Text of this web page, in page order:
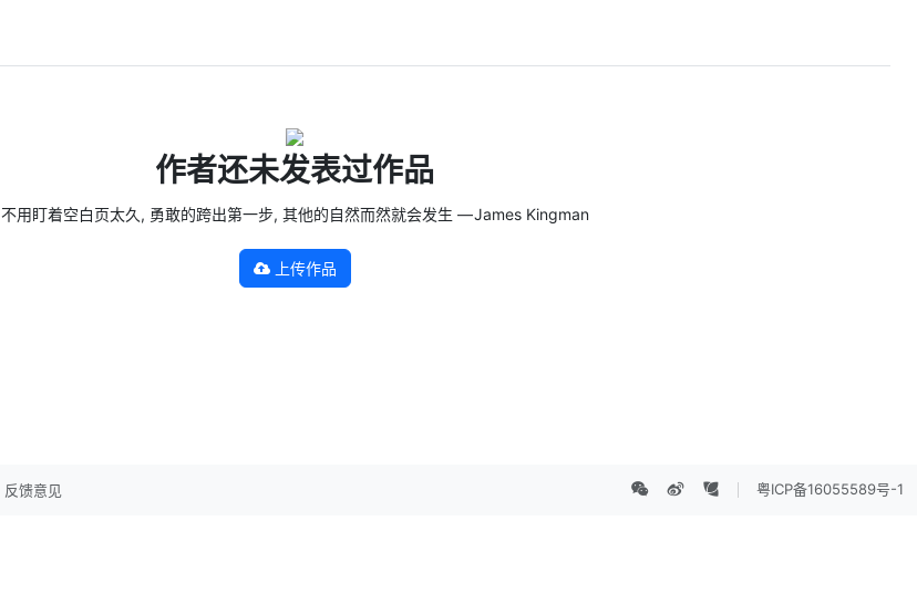
作者还未发表过作品
不用盯着空白页太久, 勇敢的跨出第一步, 其他的自然而然就会发生 — James Kingman
上传作品
反馈意见 粤ICP备16055589号-1